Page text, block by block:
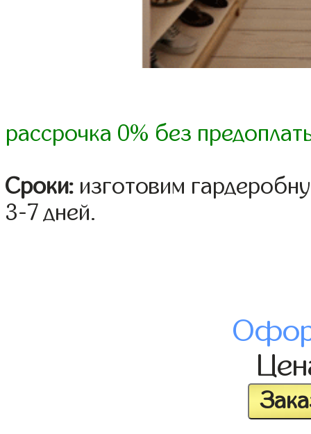
рассрочка 0% без
Сроки: изготовим
3-7 дней.